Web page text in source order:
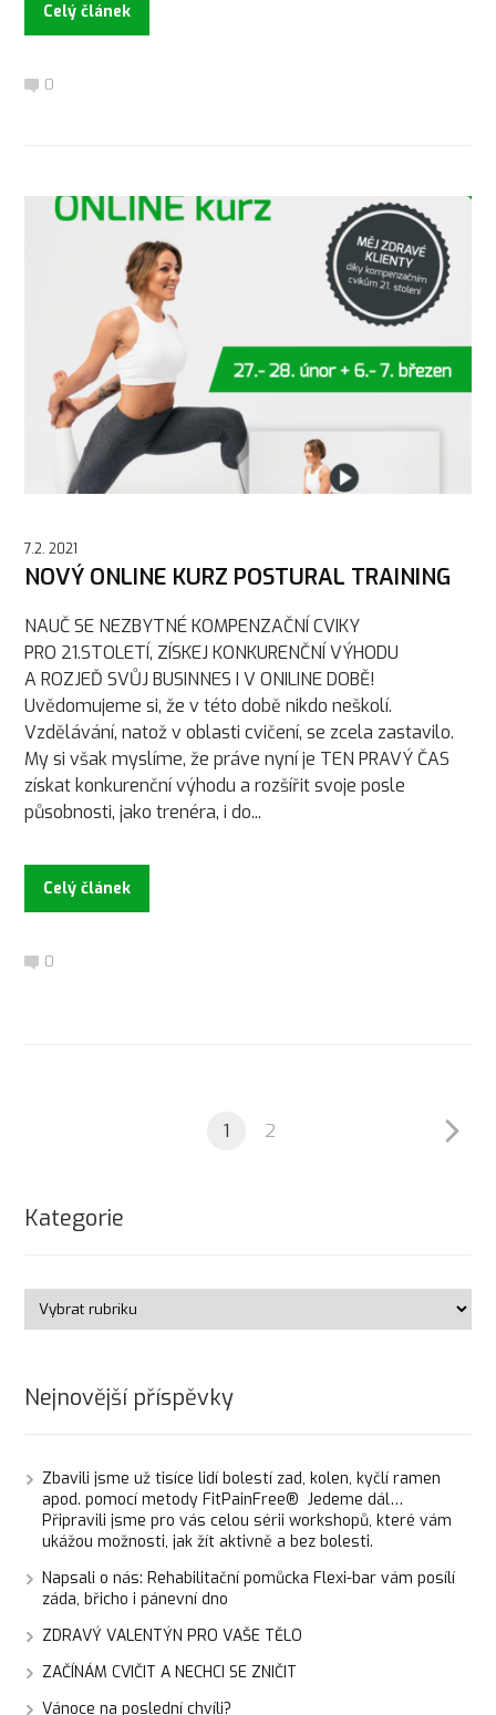
Celý článek
0
7.2. 2021
NOVÝ ONLINE KURZ POSTURAL TRAINING
NAUČ SE NEZBYTNÉ KOMPENZAČNÍ CVIKY
PRO 21.STOLETÍ, ZÍSKEJ KONKURENČNÍ VÝHODU
A ROZJEĎ SVŮJ BUSINNES I V ONILINE DOBĚ!
Uvědomujeme si, že v této době nikdo neškolí.
Vzdělávání, natož v oblasti cvičení, se zcela zastavilo.
My si však myslíme, že práve nyní je TEN PRAVÝ ČAS
získat konkurenční výhodu a rozšířit svoje posle
působnosti, jako trenéra, i do...
Celý článek
0
1 2
Kategorie
Nejnovější příspěvky
Zbavili jsme už tisíce lidí bolestí zad, kolen, kyčlí ramen
apod. pomocí metody FitPainFree® Jedeme dál…
Připravili jsme pro vás celou sérii workshopů, které vám
ukážou možnosti, jak žít aktivně a bez bolesti.
Napsali o nás: Rehabilitační pomůcka Flexi-bar vám posílí
záda, břicho i pánevní dno
ZDRAVÝ VALENTÝN PRO VAŠE TĚLO
ZAČÍNÁM CVIČIT A NECHCI SE ZNIČIT
Vánoce na poslední chvíli?